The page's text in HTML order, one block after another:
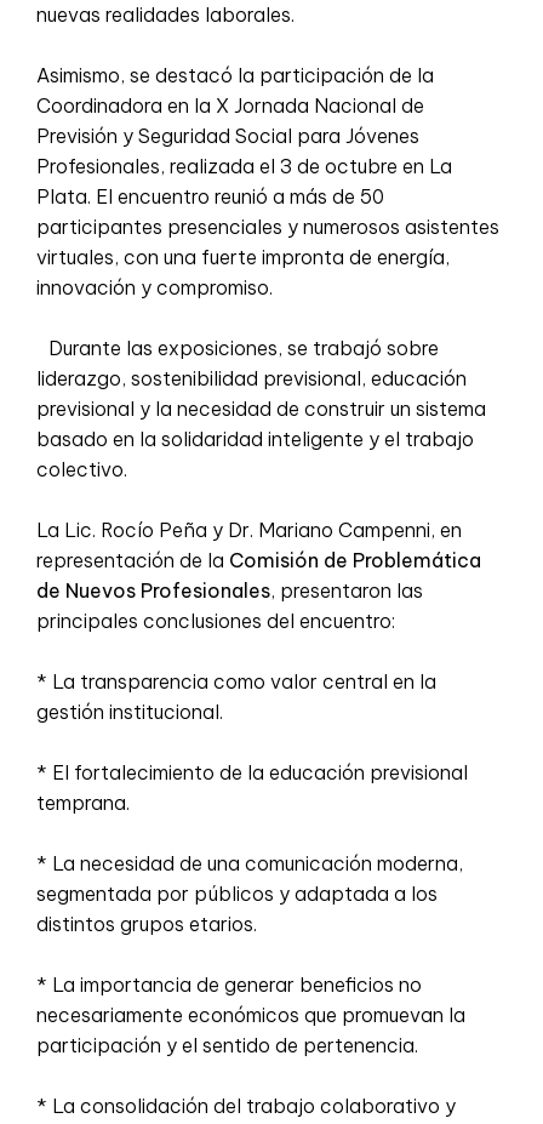
nuevas realidades laborales.
Asimismo, se destacó la participación de la
Coordinadora en la X Jornada Nacional de
Previsión y Seguridad Social para Jóvenes
Profesionales, realizada el 3 de octubre en La
Plata. El encuentro reunió a más de 50
participantes presenciales y numerosos asistentes
virtuales, con una fuerte impronta de energía,
innovación y compromiso.
Durante las exposiciones, se trabajó sobre
liderazgo, sostenibilidad previsional, educación
previsional y la necesidad de construir un sistema
basado en la solidaridad inteligente y el trabajo
colectivo.
La Lic. Rocío Peña y Dr. Mariano Campenni, en
representación de la Comisión de Problemática
de Nuevos Profesionales, presentaron las
principales conclusiones del encuentro:
* La transparencia como valor central en la
gestión institucional.
* El fortalecimiento de la educación previsional
temprana.
* La necesidad de una comunicación moderna,
segmentada por públicos y adaptada a los
distintos grupos etarios.
* La importancia de generar beneficios no
necesariamente económicos que promuevan la
participación y el sentido de pertenencia.
* La consolidación del trabajo colaborativo y